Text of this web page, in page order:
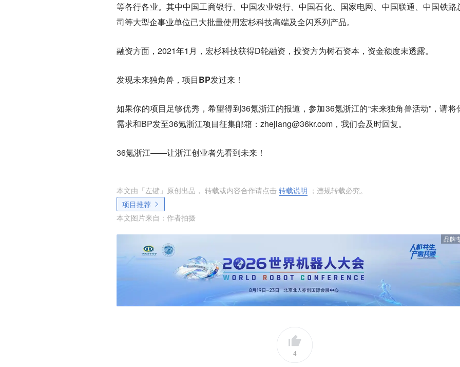
等各行各业。其中中国工商银行、中国农业银行、中国石化、国家电网、中国联通、中国铁路
司等大型企事业单位已大批量使用宏杉科技高端及全闪系列产品。
融资方面，2021年1月，宏杉科技获得D轮融资，投资方为树石资本，资金额度未透露。
发现未来独角兽，项目BP发过来！
如果你的项目足够优秀，希望得到36氪浙江的报道，参加36氪浙江的“未来独角兽活动”，请将
需求和BP发至36氪浙江项目征集邮箱：zhejiang@36kr.com，我们会及时回复。
36氪浙江——让浙江创业者先看到未来！
本文由「左键 」原创出品， 转载或内容合作请点击 转载说明 ；违规转载必究。
项目推荐
本文图片来自： 作者拍摄
品牌
4